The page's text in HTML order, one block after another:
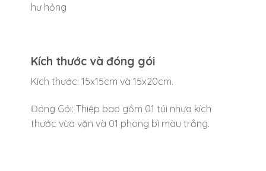
hư hỏng
Kích thước và đóng gói
Kích thước: 15x15cm và 15x20cm.
Đóng Gói: Thiệp bao gồm 01 túi nhựa kích
thước vừa vặn và 01 phong bì màu trắng.